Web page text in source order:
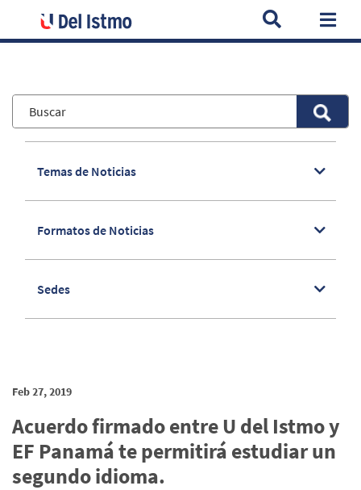
Home Noticias Acuerdo firmado entre U del Istmo y EF
Temas de Noticias
Formatos de Noticias
Sedes
Feb 27, 2019
Acuerdo firmado entre U del Istmo y
EF Panamá te permitirá estudiar un
segundo idioma.